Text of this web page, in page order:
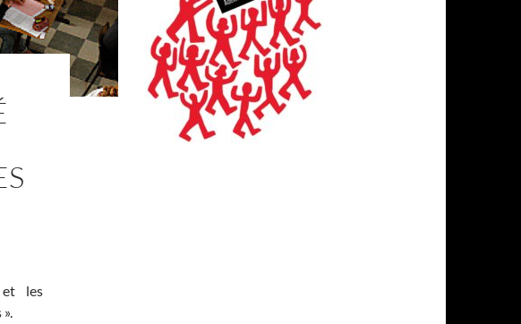
et les